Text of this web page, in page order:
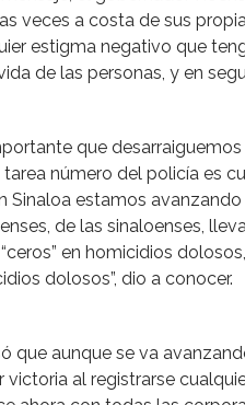
veces a costa de sus
estigma negativo que
de las personas, y en
que
tarea número del policía es
Sinaloa estamos
de las sinaloenses,
en homicidios
dolosos”, dio a conocer.
que aunque se va
victoria al registrarse